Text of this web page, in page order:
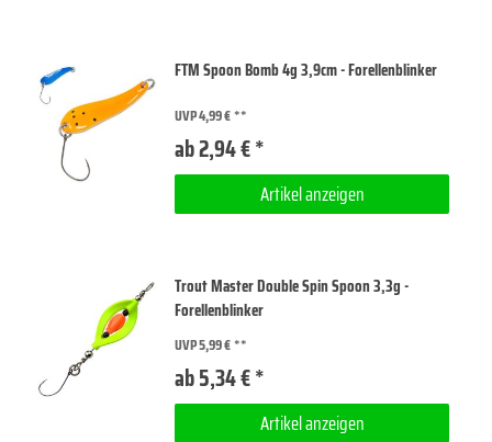
FTM Spoon Bomb 4g 3,9cm - Forellenblinker
UVP 4,99 €
ab 2,94 € *
Artikel anzeigen
Trout Master Double Spin Spoon 3,3g -
Forellenblinker
UVP 5,99 €
ab 5,34 € *
Artikel anzeigen